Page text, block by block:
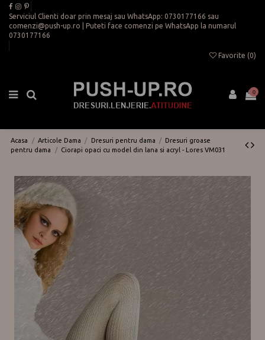
Serviciul Clienti doar prin mesaj sau WhatsApp: 0730177166 sau
comenzi@push-up.ro | Puteti face comenzi pe WhatsApp la numarul
0730177166
Favorite (0)
0
Acasa Articole Dama Dresuri pentru dama
Dresuri groase
pentru dama
Ciorapi opaci cu model din lana si acryl - Lores VM031